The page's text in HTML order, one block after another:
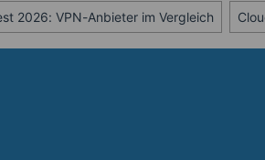
2026: VPN-Anbieter im Vergleich